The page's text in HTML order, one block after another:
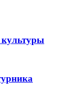
культуры